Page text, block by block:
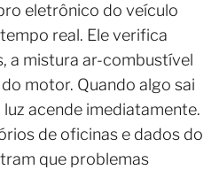
eletrônico do veículo
real. Ele verifica
a mistura ar-combustível
motor. Quando algo sai
acende imediatamente.
de oficinas e dados do
que problemas